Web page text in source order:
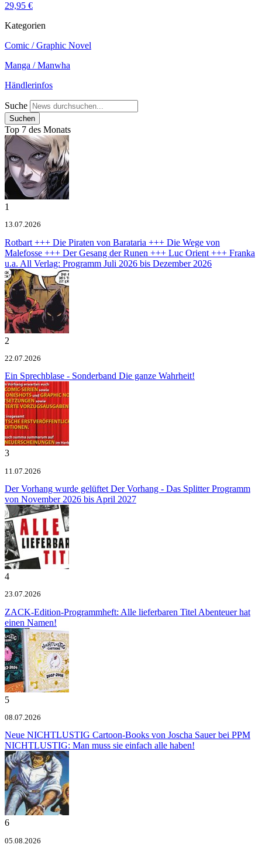
29,95 €
Kategorien
Comic / Graphic Novel
Manga / Manwha
Händlerinfos
Suche
Top 7 des Monats
1
13.07.2026
Rotbart +++ Die Piraten von Barataria +++ Die Wege von
Malefosse +++ Der Gesang der Runen +++ Luc Orient +++ Franka
u.a. All Verlag: Programm Juli 2026 bis Dezember 2026
2
22.07.2026
Ein Sprechblase - Sonderband Die ganze Wahrheit!
3
11.07.2026
Der Vorhang wurde gelüftet Der Vorhang - Das Splitter Programm
von November 2026 bis April 2027
4
23.07.2026
ZACK-Edition-Programmheft: Alle lieferbaren Titel Abenteuer hat
einen Namen!
5
08.07.2026
Neue NICHTLUSTIG Cartoon-Books von Joscha Sauer bei PPM
NICHTLUSTIG: Man muss sie einfach alle haben!
6
05.08.2026